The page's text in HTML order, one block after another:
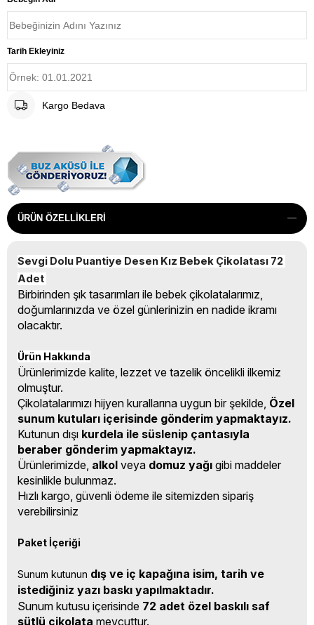
Tarih Ekleyiniz
Kargo Bedava
ÜRÜN ÖZELLIKLERI
Sevgi Dolu Puantiye Desen Kız Bebek Çikolatası 72
Adet
Birbirinden şık tasarımları ile bebek çikolatalarımız,
doğumlarınızda ve özel günlerinizin en nadide ikramı
olacaktır.
Ürün Hakkında
Ürünlerimizde kalite, lezzet ve tazelik öncelikli ilkemiz
olmuştur.
Çikolatalarımızı hijyen kurallarına uygun bir şekilde, Özel
sunum kutuları içerisinde gönderim yapmaktayız.
Kutunun dışı kurdela ile süslenip çantasıyla
beraber gönderim yapmaktayız.
Ürünlerimizde, alkol veya domuz yağı gibi maddeler
kesinlikle bulunmaz.
Hızlı kargo, güvenli ödeme ile sitemizden sipariş
verebilirsiniz
Paket İçeriği
Sunum kutunun dış ve iç kapağına isim, tarih ve
istediğiniz yazı baskı yapılmaktadır.
Sunum kutusu içerisinde 72 adet özel baskılı saf
sütlü çikolata mevcuttur.